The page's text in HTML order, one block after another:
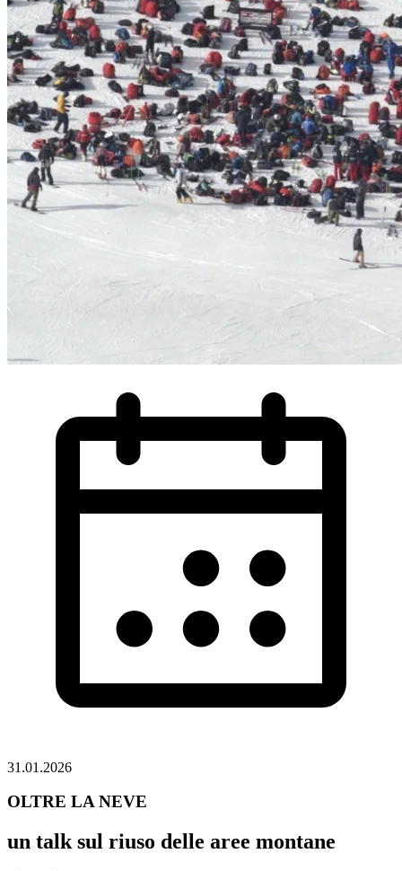
31.01.2026
OLTRE LA NEVE
un talk sul riuso delle aree montane